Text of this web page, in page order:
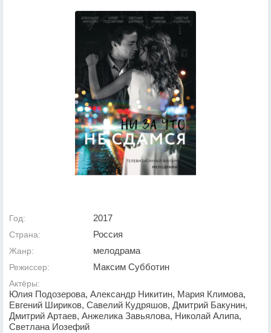
Год: 2017
Страна: Россия
Жанр: мелодрама
Режиссер: Максим Субботин
Актёры:
Юлия Подозерова, Александр Никитин, Мария Климова,
Евгений Шириков, Савелий Кудряшов, Дмитрий Бакунин,
Дмитрий Артаев, Анжелика Завьялова, Николай Алипа,
Светлана Иозефий